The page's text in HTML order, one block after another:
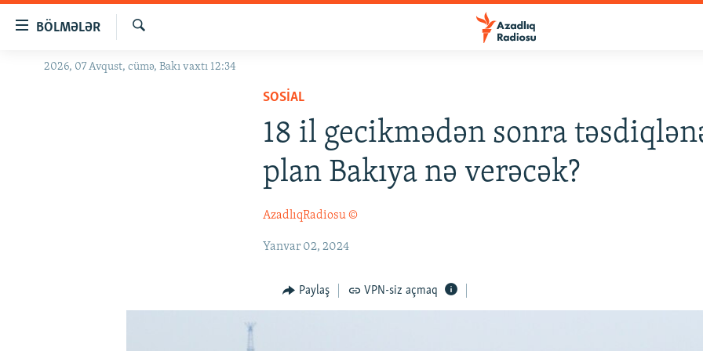
BÖLMƏLƏR
GÜNDƏM
Axtar
2026, 07 Avqust, cümə, Bakı vaxtı 12:34
SOSIAL
18 il gecikmədən sonra
plan Bakıya nə verəcək?
AzadlıqRadiosu ©
Yanvar 02, 2024
Paylaş VPN-siz açmaq